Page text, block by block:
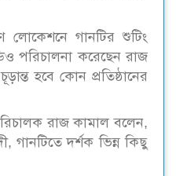
লোকেশনে গানটির শুটিং
পরিচালনা করেছেন রাজ
হবে কোন প্রতিষ্ঠানের
রাজ কামাল বলেন,
গানটিতে দর্শক ভিন্ন কিছু